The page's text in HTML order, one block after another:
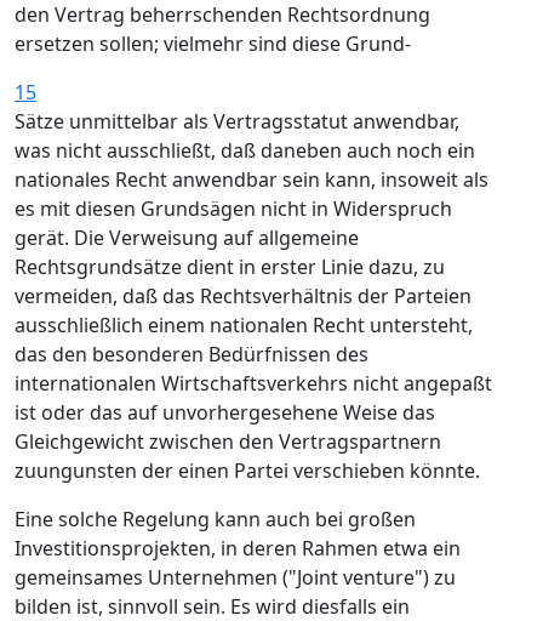
den Vertrag beherrschenden Rechtsordnung
ersetzen sollen; vielmehr sind diese Grund-
15
Sätze unmittelbar als Vertragsstatut anwendbar,
was nicht ausschließt, daß daneben auch noch ein
nationales Recht anwendbar sein kann, insoweit als
es mit diesen Grundsägen nicht in Widerspruch
gerät. Die Verweisung auf allgemeine
Rechtsgrundsätze dient in erster Linie dazu, zu
vermeiden, daß das Rechtsverhältnis der Parteien
ausschließlich einem nationalen Recht untersteht,
das den besonderen Bedürfnissen des
internationalen Wirtschaftsverkehrs nicht angepaßt
ist oder das auf unvorhergesehene Weise das
Gleichgewicht zwischen den Vertragspartnern
zuungunsten der einen Partei verschieben könnte.
Eine solche Regelung kann auch bei großen
Investitionsprojekten, in deren Rahmen etwa ein
gemeinsames Unternehmen ("Joint venture") zu
bilden ist, sinnvoll sein. Es wird diesfalls ein